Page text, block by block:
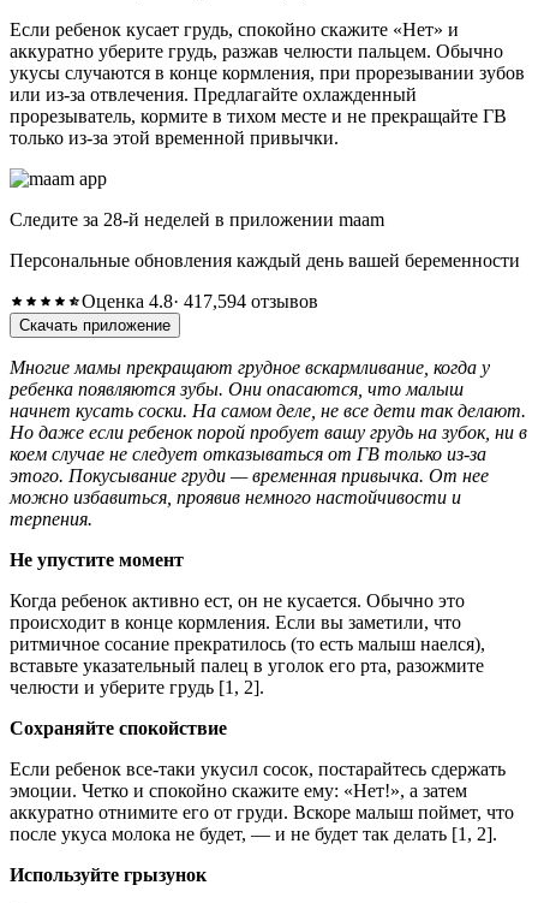
Если ребенок кусает грудь, спокойно скажите «Нет» и
аккуратно уберите грудь, разжав челюсти пальцем. Обычно
укусы случаются в конце кормления, при прорезывании зубов
или из-за отвлечения. Предлагайте охлажденный
прорезыватель, кормите в тихом месте и не прекращайте ГВ
только из-за этой временной привычки.
Следите за 28-й неделей в приложении maam
Персональные обновления каждый день вашей беременности
Оценка 4.8· 417,594 отзывов
Скачать приложение
Многие мамы прекращают грудное вскармливание, когда у
ребенка появляются зубы. Они опасаются, что малыш
начнет кусать соски. На самом деле, не все дети так делают.
Но даже если ребенок порой пробует вашу грудь на зубок, ни в
коем случае не следует отказываться от ГВ только из-за
этого. Покусывание груди — временная привычка. От нее
можно избавиться, проявив немного настойчивости и
терпения.
Не упустите момент
Когда ребенок активно ест, он не кусается. Обычно это
происходит в конце кормления. Если вы заметили, что
ритмичное сосание прекратилось (то есть малыш наелся),
вставьте указательный палец в уголок его рта, разожмите
челюсти и уберите грудь [1, 2].
Сохраняйте спокойствие
Если ребенок все-таки укусил сосок, постарайтесь сдержать
эмоции. Четко и спокойно скажите ему: «Нет!», а затем
аккуратно отнимите его от груди. Вскоре малыш поймет, что
после укуса молока не будет, — и не будет так делать [1, 2].
Используйте грызунок